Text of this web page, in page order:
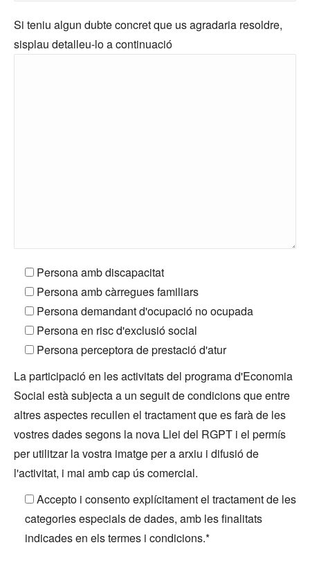
Si teniu algun dubte concret que us agradaria resoldre,
sisplau detalleu-lo a continuació
Persona amb discapacitat
Persona amb càrregues familiars
Persona demandant d'ocupació no ocupada
Persona en risc d'exclusió social
Persona perceptora de prestació d'atur
La participació en les activitats del programa d'Economia
Social està subjecta a un seguit de condicions que entre
altres aspectes recullen el tractament que es farà de les
vostres dades segons la nova Llei del RGPT i el permís
per utilitzar la vostra imatge per a arxiu i difusió de
l'activitat, i mai amb cap ús comercial.
Accepto i consento explícitament el tractament de les
categories especials de dades, amb les finalitats
indicades en els termes i condicions.*